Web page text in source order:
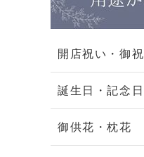
開店祝い・御祝
誕生日・記念日
御供花・枕花